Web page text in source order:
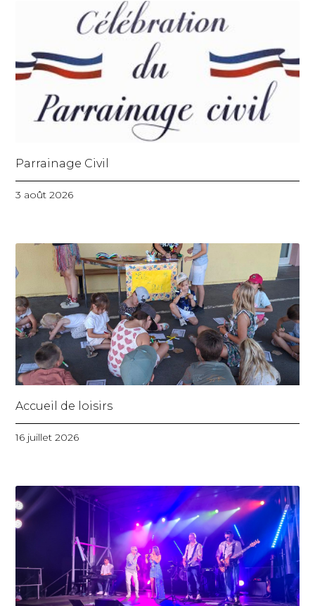
Parrainage Civil
3 août 2026
Accueil de loisirs
16 juillet 2026